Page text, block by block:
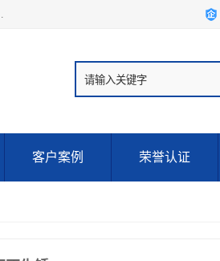
化，让自己的钢铁产品广泛传播于这些大型再建项目
客户案例 荣誉认证